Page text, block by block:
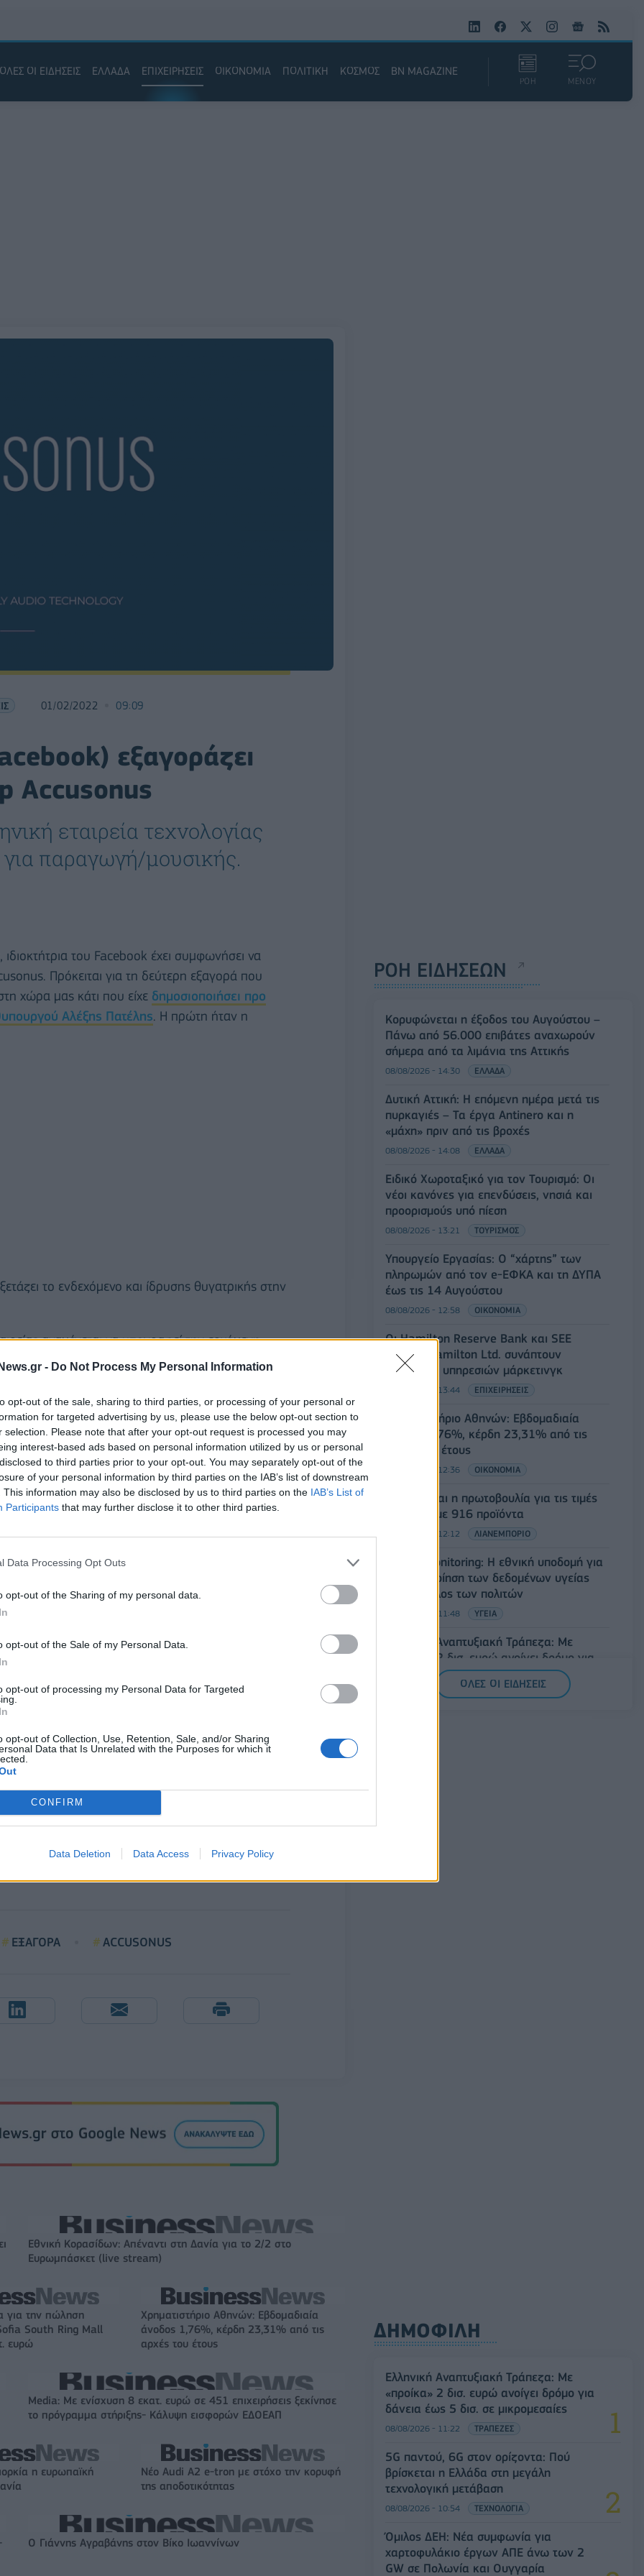
- Do Not Process My Personal Information
opt-out of the sale, sharing to third parties, or processing of your personal or
for targeted advertising by us, please use the below opt-out section to
selection. Please note that after your opt-out request is processed you may
interest-based ads based on personal information utilized by us or personal
to third parties prior to your opt-out. You may separately opt-out of the
of your personal information by third parties on the IAB’s list of downstream
This information may also be disclosed by us to third parties on the IAB’s List of
Participants that may further disclose it to other third parties.
Data Processing Opt Outs
opt-out of the Sharing of my personal data.
opt-out of the Sale of my Personal Data.
opt-out of processing my Personal Data for Targeted
opt-out of Collection, Use, Retention, Sale, and/or Sharing
Data that Is Unrelated with the Purposes for which it
CONFIRM
Data Deletion Data Access Privacy Policy
ΟΛΕΣ ΟΙ ΕΙΔΗΣΕΙΣ ΕΛΛΑΔΑ ΕΠΙΧΕΙΡΗΣΕΙΣ ΟΙΚΟΝΟΜΙΑ ΠΟΛΙΤΙΚΗ ΚΟΣΜΟΣ BN MAGAZINE
ΡΟΗ ΜΕΝΟΥ
01/02/2022 09:09
εξαγοράζει
Accusonus
εταιρεία τεχνολογίας
παραγωγή/μουσικής.
του Facebook έχει συμφωνήσει να
Πρόκειται για τη δεύτερη εξαγορά που
χώρα μας κάτι που είχε δημοσιοποιήσει προ
Αλέξης Πατέλης. Η πρώτη ήταν η
το ενδεχόμενο και ίδρυσης θυγατρικής στην
αναμένεται να υπογραφεί την ερχόμενη
ολοένα και πληθαίνουν το τελευταό διάστημα
σύγχρονα χαρακτηριστικά εξωστρέφειας και
100 εκατ. δολαρίων.
που αναπτύσσει λογισμικό για παραγωγή/
αποκτήσει παρουσία και στο Λέξινγκτον της
αναπτύσσει τόσο αυτόνομο λογισμικό
σε προγράμματα σταθμών εργασίας
βίντεο.
συμμετοχής στην Accusonus και θα
των εργασιών της. Επικεφαλής της εταιρείας
Ηλίας Κοκκίνης και Michael Tzannes.
ΕΞΑΓΟΡΑ ACCUSONUS
Εθνική Κορασίδων: Απέναντι στη Δανία για το 2/2 στο
Ευρωμπάσκετ (live stream)
για την πώληση
South Ring Mall
ευρώ
Χρηματιστήριο Αθηνών: Εβδομαδιαία
άνοδος 1,76%, κέρδη 23,31% από τις
αρχές του έτους
Media: Με ενίσχυση 8 εκατ. ευρώ σε 451 επιχειρήσεις ξεκίνησε
το πρόγραμμα στήριξης- Κάλυψη εισφορών ΕΔΟΕΑΠ
η ευρωπαϊκή
Νέο Audi A2 e-tron με στόχο την κορυφή
της αποδοτικότητας
Ο Γιάννης Αγραβάνης στον Βίκο Ιωαννίνων
ΡΟΗ ΕΙΔΗΣΕΩΝ
Κορυφώνεται η έξοδος του Αυγούστου –
Πάνω από 56.000 επιβάτες αναχωρούν
σήμερα από τα λιμάνια της Αττικής
08/08/2026 - 14:30 ΕΛΛΑΔΑ
Δυτική Αττική: Η επόμενη ημέρα μετά τις
πυρκαγιές – Τα έργα Antinero και η
«μάχη» πριν από τις βροχές
08/08/2026 - 14:08 ΕΛΛΑΔΑ
Ειδικό Χωροταξικό για τον Τουρισμό: Οι
νέοι κανόνες για επενδύσεις, νησιά και
προορισμούς υπό πίεση
08/08/2026 - 13:21 ΤΟΥΡΙΣΜΟΣ
Υπουργείο Εργασίας: Ο “χάρτης” των
πληρωμών από τον e-ΕΦΚΑ και τη ΔΥΠΑ
έως τις 14 Αυγούστου
08/08/2026 - 12:58 ΟΙΚΟΝΟΜΙΑ
Οι Hamilton Reserve Bank και SEE
Capital Hamilton Ltd. συνάπτουν
συμφωνία υπηρεσιών μάρκετινγκ
08/08/2026 - 13:44 ΕΠΙΧΕΙΡΗΣΕΙΣ
Χρηματιστήριο Αθηνών: Εβδομαδιαία
άνοδος 1,76%, κέρδη 23,31% από τις
αρχές του έτους
08/08/2026 - 12:36 ΟΙΚΟΝΟΜΙΑ
Διευρύνεται η πρωτοβουλία για τις τιμές
στο ράφι με 916 προϊόντα
08/08/2026 - 12:12 ΛΙΑΝΕΜΠΟΡΙΟ
Health Monitoring: Η εθνική υποδομή για
την αξιοποίηση των δεδομένων υγείας
προς όφελος των πολιτών
08/08/2026 - 11:48 ΥΓΕΙΑ
Ελληνική Αναπτυξιακή Τράπεζα: Με
«προίκα» 2 δισ. ευρώ ανοίγει δρόμο για
δάνεια έως 5 δισ. σε μικρομεσαίες
08/08/2026 - 11:22
ΟΛΕΣ ΟΙ ΕΙΔΗΣΕΙΣ
ΔΗΜΟΦΙΛΗ
Ελληνική Αναπτυξιακή Τράπεζα: Με
«προίκα» 2 δισ. ευρώ ανοίγει δρόμο για
δάνεια έως 5 δισ. σε μικρομεσαίες
08/08/2026 - 11:22 ΤΡΑΠΕΖΕΣ
5G παντού, 6G στον ορίζοντα: Πού
βρίσκεται η Ελλάδα στη μεγάλη
τεχνολογική μετάβαση
08/08/2026 - 10:54 ΤΕΧΝΟΛΟΓΙΑ
Όμιλος ΔΕΗ: Νέα συμφωνία για
χαρτοφυλάκιο έργων ΑΠΕ άνω των 2
GW σε Πολωνία και Ουγγαρία